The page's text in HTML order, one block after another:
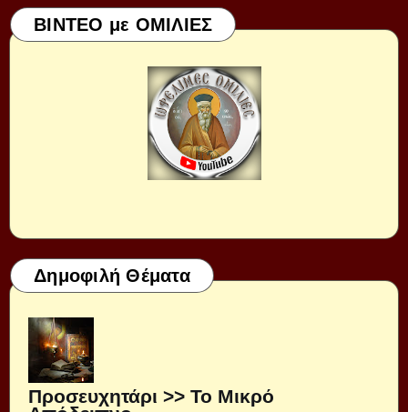
ΒΙΝΤΕΟ με ΟΜΙΛΙΕΣ
Δημοφιλή Θέματα
Προσευχητάρι >> Το Μικρό